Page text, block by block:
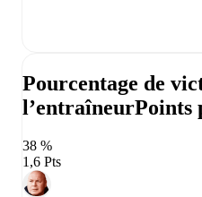
Pourcentage de
l’entraîneurPoints
38 %
1,6 Pts